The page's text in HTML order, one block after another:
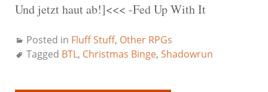
Und jetzt haut ab!]<<< -Fed Up With It
Posted in Fluff Stuff, Other RPGs
Tagged BTL, Christmas Binge, Shadowrun